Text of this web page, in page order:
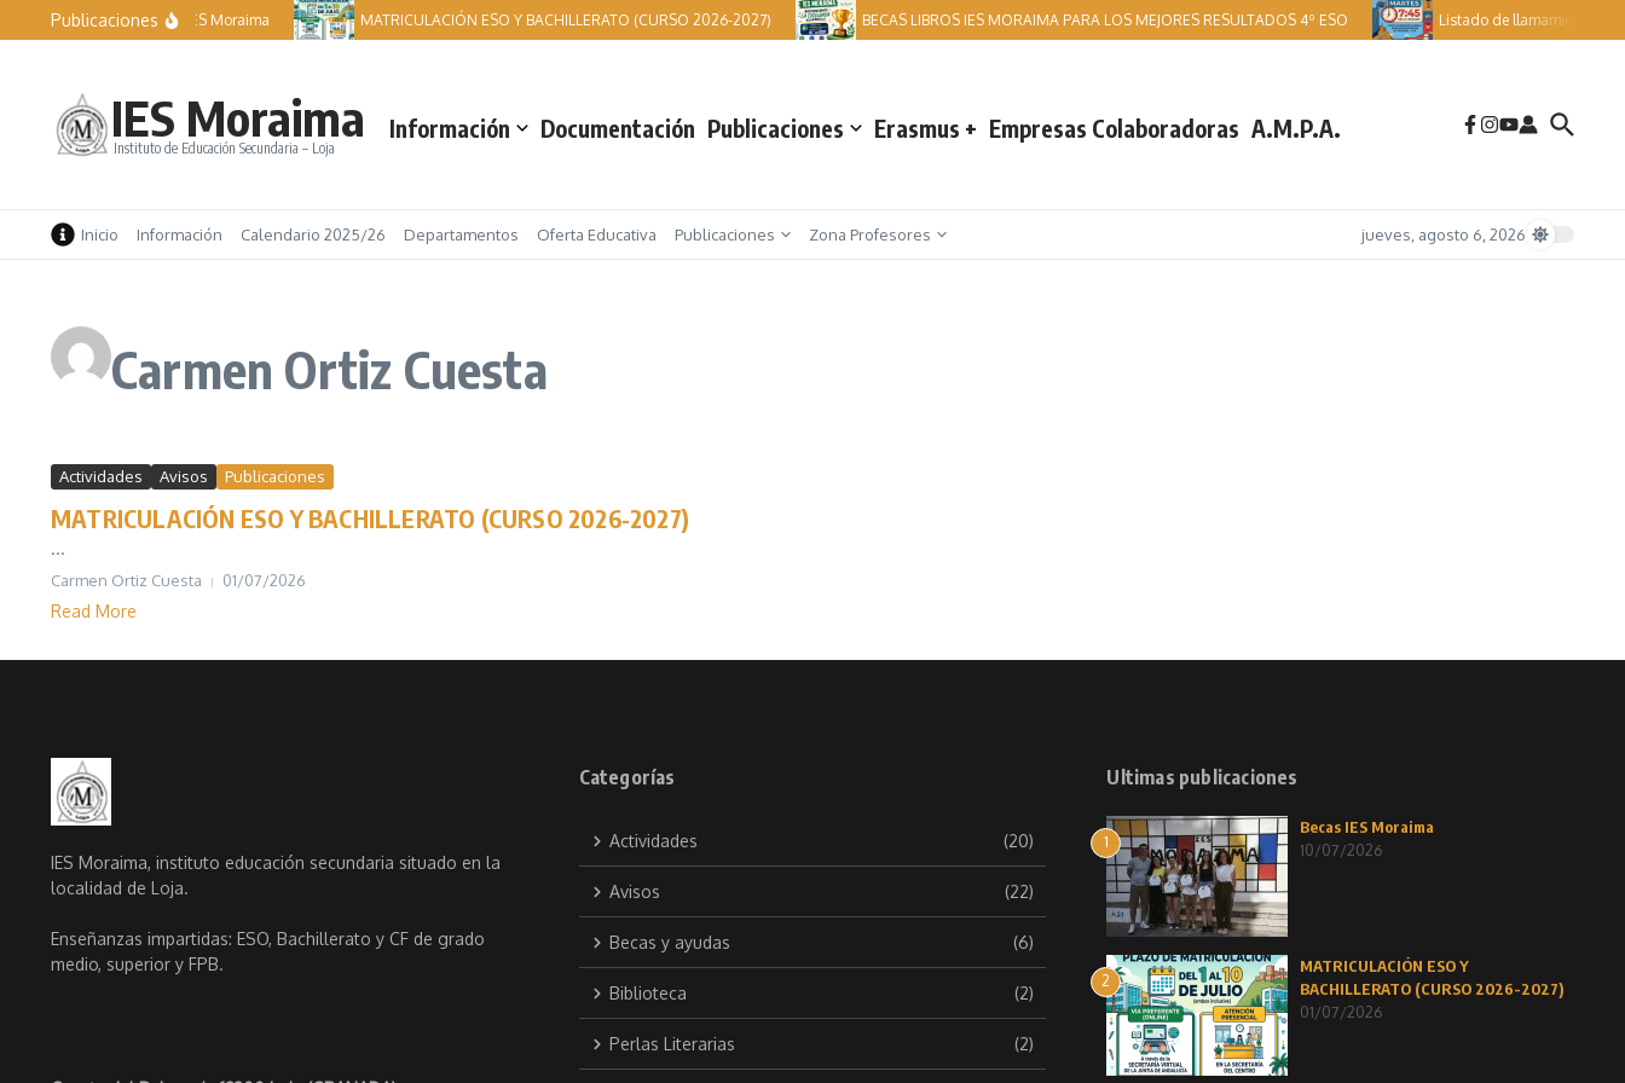
Saltar al contenido
PublicacionesBecas IES Moraima MATRICULACIÓN ESO Y BACHILLERATO (CURSO 2026-2027) BECAS LIBROS IES MORAIMA PARA LOS MEJORES RESULTADOS 4º ESO Listado de llamamientos
IES Moraima
Instituto de Educación Secundaria – Loja
Información Documentación Publicaciones Erasmus + Empresas Colaboradoras A.M.P.A.
Inicio Información Calendario 2025/26 Departamentos Oferta Educativa Publicaciones Zona Profesores jueves, agosto 6, 2026
Carmen Ortiz Cuesta
Actividades Avisos Publicaciones
MATRICULACIÓN ESO Y BACHILLERATO (CURSO 2026-2027)
...
Carmen Ortiz Cuesta 01/07/2026
Read More
IES Moraima, instituto educación secundaria situado en la
localidad de Loja.
Enseñanzas impartidas: ESO, Bachillerato y CF de grado
medio, superior y FPB.
Categorías
Actividades (20)
Avisos (22)
Becas y ayudas (6)
Biblioteca (2)
Perlas Literarias (2)
Ultimas publicaciones
1
Becas IES Moraima
10/07/2026
2
MATRICULACIÓN ESO Y
BACHILLERATO (CURSO 2026-2027)
01/07/2026